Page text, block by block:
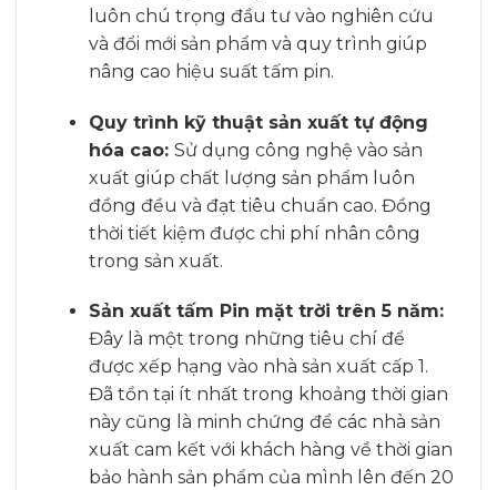
luôn chú trọng đầu tư vào nghiên cứu
và đổi mới sản phẩm và quy trình giúp
nâng cao hiệu suất tấm pin.
Quy trình kỹ thuật sản xuất tự động
hóa cao: Sử dụng công nghệ vào sản
xuất giúp chất lượng sản phẩm luôn
đồng đều và đạt tiêu chuẩn cao. Đồng
thời tiết kiệm được chi phí nhân công
trong sản xuất.
Sản xuất tấm Pin mặt trời trên 5 năm:
Đây là một trong những tiêu chí để
được xếp hạng vào nhà sản xuất cấp 1.
Đã tồn tại ít nhất trong khoảng thời gian
này cũng là minh chứng để các nhà sản
xuất cam kết với khách hàng về thời gian
bảo hành sản phẩm của mình lên đến 20